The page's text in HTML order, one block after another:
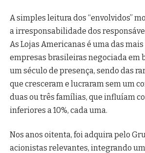
A simples leitura dos “envolvidos”
a irresponsabilidade dos
As Lojas Americanas é uma das
empresas brasileiras negociada em
um século de presença, sendo das
que cresceram e lucraram sem um
duas ou três famílias, que influíam
inferiores a 10%, cada uma.
Nos anos oitenta, foi adquira pelo
acionistas relevantes, integrando